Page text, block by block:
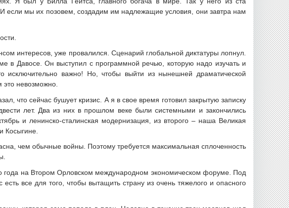
если мы их позовем, создадим им надлежащие условия, они завтра нам
интересов, уже провалился. Сценарий глобальной диктатуры лопнул.
в Давосе. Он выступил с программной речью, которую надо изучать и
исключительно важно! Но, чтобы выйти из нынешней драматической
это невозможно.
что сейчас бушует кризис. А я в свое время готовил закрытую записку
лет. Два из них в прошлом веке были системными и закончились
и ленинско-сталинская модернизация, из второго – наша Великая
Косыгине.
чем обычные войны. Поэтому требуется максимальная сплоченность
на Втором Орловском международном экономическом форуме. Под
все для того, чтобы вытащить страну из очень тяжелого и опасного